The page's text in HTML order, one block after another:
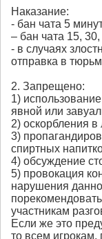
Наказание:
- бан чата 5
– бан чата 15, 30,
- в случаях
отправка в
2. Запрещено:
1)
явной или
2) оскорбления
3)
спиртных
4) обсуждение
5) провокация
нарушения
участникам
Если же это
то всем